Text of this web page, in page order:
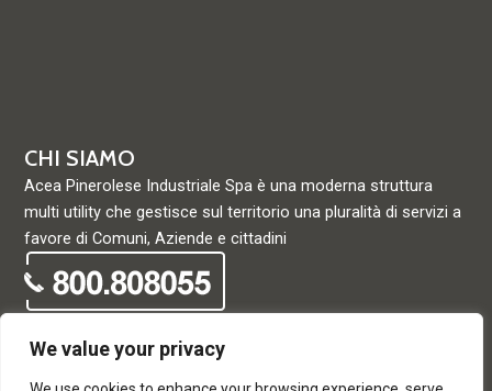
We value your privacy
CHI SIAMO
Acea Pinerolese Industriale Spa è una moderna struttura
multi utility che gestisce sul territorio una pluralità di servizi a
favore di Comuni, Aziende e cittadini